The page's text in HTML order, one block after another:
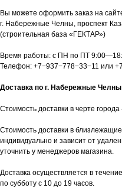
Вы можете оформить заказ на
г. Набережные Челны, проспект
(строительная база «ГЕКТАР»)
Время работы: с ПН по ПТ
Телефон: +7−937−778−33−11 или
Доставка по г. Набережные Челны
Стоимость доставки в черте
Стоимость доставки в
индивидуально и зависит от
уточнить у менеджеров магазина.
Доставка осуществляется в
по субботу с 10 до 19 часов.